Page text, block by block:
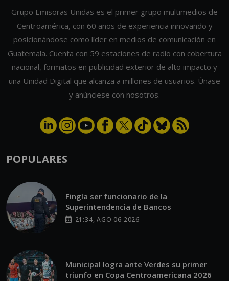
Grupo Emisoras Unidas es el primer grupo multimedios de
Centroamérica, con 60 años de experiencia innovando y
posicionándose como líder en medios de comunicación en
Guatemala. Cuenta con 59 estaciones de radio con cobertura
nacional, formatos en publicidad exterior de alto impacto y
una Unidad Digital que alcanza a millones de usuarios. Únase
y anúnciese con nosotros.
POPULARES
Fingía ser funcionario de la
Superintendencia de Bancos
21:34, AGO 06 2026
Municipal logra ante Verdes su primer
triunfo en Copa Centroamericana 2026